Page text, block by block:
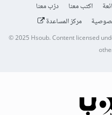
اكتب معنا
درّب معنا
مركز المساعدة
© 2025 Hsoub.Content licensed